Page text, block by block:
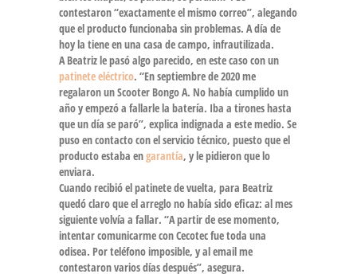
contestaron “exactamente el mismo correo”, alegando
que el producto funcionaba sin problemas. A día de
hoy la tiene en una casa de campo, infrautilizada.
A Beatriz le pasó algo parecido, en este caso con un
patinete eléctrico. “En septiembre de 2020 me
regalaron unScooter Bongo A. No había cumplido un
año y empezó a fallarle la batería. Iba a tirones hasta
que un día se paró”, explica indignada a este medio. Se
puso en contacto con el servicio técnico, puesto que el
producto estaba engarantía, y le pidieron que lo
enviara.
Cuando recibió el patinete de vuelta, para Beatriz
quedó claro que elarreglono había sido eficaz: al mes
siguiente volvía a fallar. “A partir de ese momento,
intentar comunicarme con Cecotec fue toda una
odisea. Por teléfono imposible, y al email me
contestaron varios días después”, asegura.